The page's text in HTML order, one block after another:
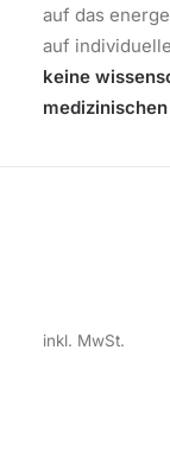
auf das
auf
keine
inkl. MwSt.